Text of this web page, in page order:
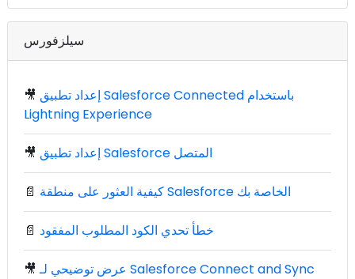
سيلزفورس
🎥 إعداد تطبيق Salesforce Connected باستخدام
Lightning Experience
🎥 إعداد تطبيق Salesforce المتصل
📄 كيفية العثور على منطقة Salesforce الخاصة بك
📄 خطأ تحدي الكود المطلوب المفقود
🎥 عرض توضيحي لـ Salesforce Connect and Sync